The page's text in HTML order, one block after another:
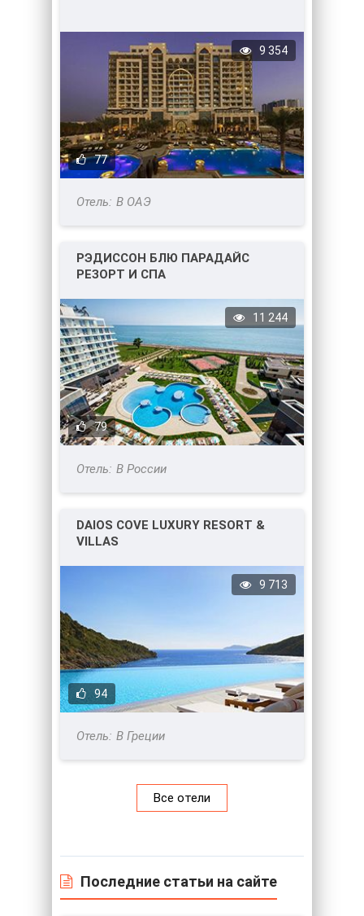
77
9 354
В ОАЭ
РЭДИССОН БЛЮ ПАРАДАЙС
РЕЗОРТ И СПА
79
11 244
В России
DAIOS COVE LUXURY RESORT &
VILLAS
94
9 713
В Греции
Все отели
Последние статьи на сайте